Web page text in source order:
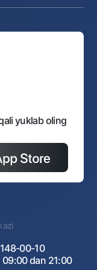
berishqilish
Faoliyat Milliy
yuklab oling
00-10
09:00 dan 21:00